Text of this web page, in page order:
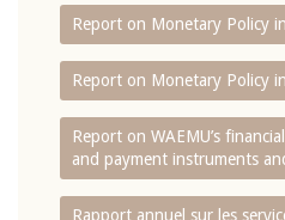
Report on Monetary Policy
Report on Monetary Policy
Report on WAEMU’s
and payment instruments
Rapport annuel sur les